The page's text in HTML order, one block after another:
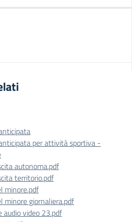
per attività sportiva -
autonoma.pdf
territorio.pdf
minore.pdf
minore giornaliera.pdf
audio video 23.pdf